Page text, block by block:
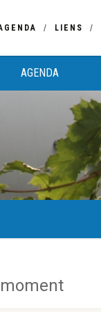
LIENS
AGENDA